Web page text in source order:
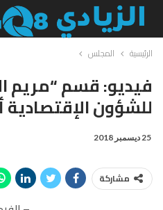
الرئيسية المجلس
فيديو: قسم “مريم
للشؤون
25 ديسمبر 2018
مشاركة